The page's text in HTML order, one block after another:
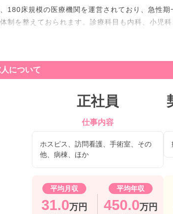
180床規模の医療機関を運営されており、急性
制を整えておられます。診療科目も内科、小児
について
正社員
仕事内容
ホスピス、訪問看護、手術室、その
他、病棟、ほか
平均月収
31.0万円
平均年収
450.0万円